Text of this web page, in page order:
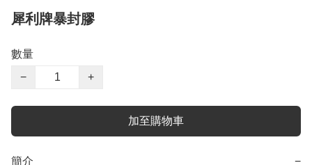
犀利牌暴封膠
數量
−
+
加至購物車
簡介 −